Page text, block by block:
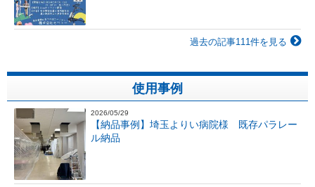
過去の記事111件を見る
使用事例
2026/05/29
【納品事例】埼玉よりい病院様 既存パラレー
ル納品